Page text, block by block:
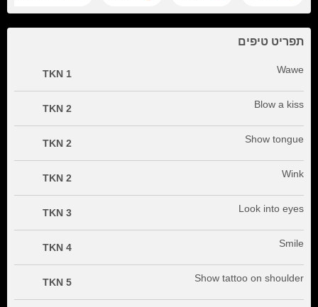
תפריט טיפים
Wawe
1 TKN
Blow a kiss
2 TKN
Show tongue
2 TKN
Wink
2 TKN
Look into eyes
3 TKN
Smile
4 TKN
Show tattoo on shoulder
5 TKN